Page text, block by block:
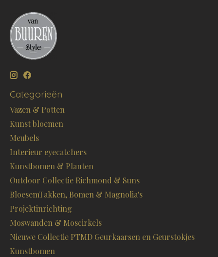
Categorieën
Vazen & Potten
Kunst bloemen
Meubels
Interieur eyecatchers
Kunstbomen & Planten
Outdoor Collectie Richmond & Suns
BloesemTakken, Bomen & Magnolia's
Projektinrichting
Moswanden & Moscirkels
Nieuwe Collectie PTMD Geurkaarsen en Geurstokjes
Kunstbomen